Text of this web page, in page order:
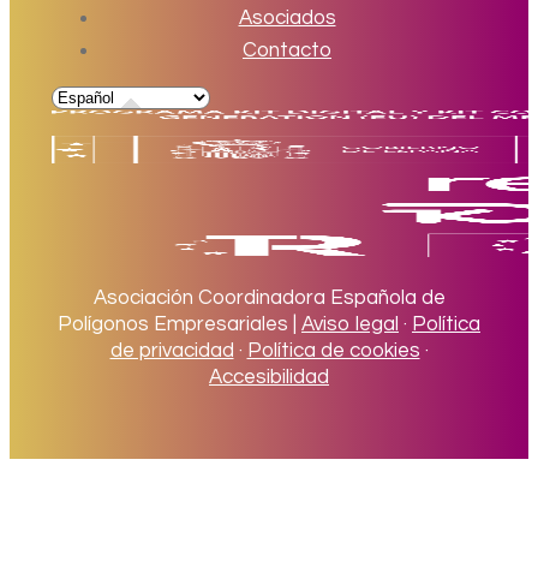
Asociados
Contacto
Asociación Coordinadora Española de
Polígonos Empresariales | Aviso legal · Política
de privacidad · Política de cookies ·
Accesibilidad